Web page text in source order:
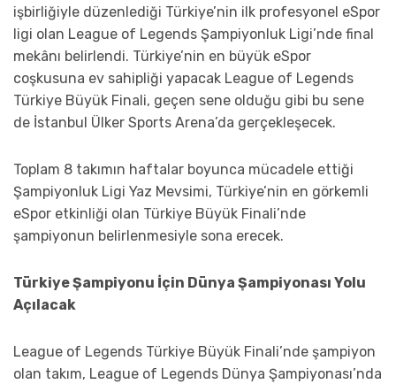
işbirliğiyle düzenlediği Türkiye’nin ilk profesyonel eSpor
ligi olan League of Legends Şampiyonluk Ligi’nde final
mekânı belirlendi. Türkiye’nin en büyük eSpor
coşkusuna ev sahipliği yapacak League of Legends
Türkiye Büyük Finali, geçen sene olduğu gibi bu sene
de İstanbul Ülker Sports Arena’da gerçekleşecek.
Toplam 8 takımın haftalar boyunca mücadele ettiği
Şampiyonluk Ligi Yaz Mevsimi, Türkiye’nin en görkemli
eSpor etkinliği olan Türkiye Büyük Finali’nde
şampiyonun belirlenmesiyle sona erecek.
Türkiye Şampiyonu İçin Dünya Şampiyonası Yolu
Açılacak
League of Legends Türkiye Büyük Finali’nde şampiyon
olan takım, League of Legends Dünya Şampiyonası’nda